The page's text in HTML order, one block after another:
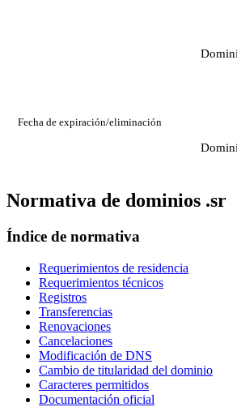
Fecha de expiración/eliminación
Normativa de dominios .sr
Índice de normativa
Requerimientos de residencia
Requerimientos técnicos
Registros
Transferencias
Renovaciones
Cancelaciones
Modificación de DNS
Cambio de titularidad del dominio
Caracteres permitidos
Documentación oficial